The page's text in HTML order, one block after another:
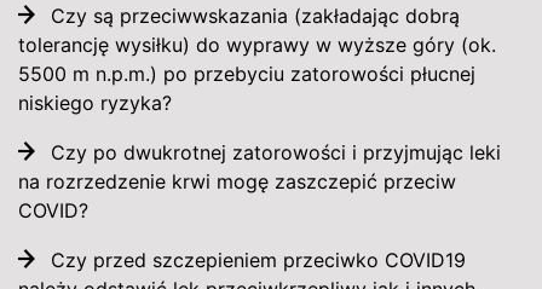
Czy są przeciwwskazania (zakładając dobrą
tolerancję wysiłku) do wyprawy w wyższe góry (ok.
5500 m n.p.m.) po przebyciu zatorowości płucnej
niskiego ryzyka?
Czy po dwukrotnej zatorowości i przyjmując leki
na rozrzedzenie krwi mogę zaszczepić przeciw
COVID?
Czy przed szczepieniem przeciwko COVID19